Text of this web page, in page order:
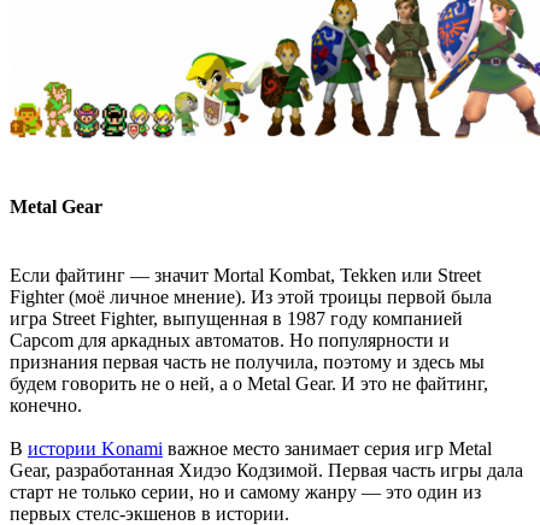
Metal Gear
Если файтинг — значит Mortal Kombat, Tekken или Street
Fighter (моё личное мнение). Из этой троицы первой была
игра Street Fighter, выпущенная в 1987 году компанией
Capcom для аркадных автоматов. Но популярности и
признания первая часть не получила, поэтому и здесь мы
будем говорить не о ней, а о Metal Gear. И это не файтинг,
конечно.
В истории Konami важное место занимает серия игр Metal
Gear, разработанная Хидэо Кодзимой. Первая часть игры дала
старт не только серии, но и самому жанру — это один из
первых стелс-экшенов в истории.